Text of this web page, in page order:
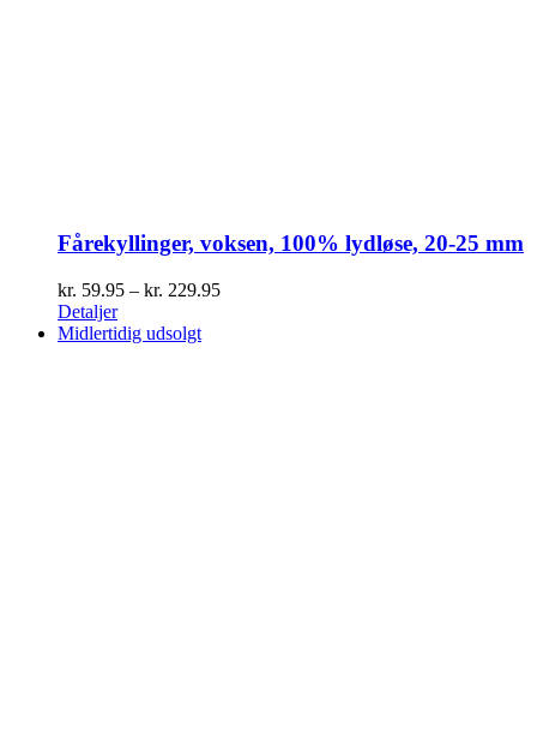
Fårekyllinger, voksen, 100% lydløse, 20-25 mm
kr. 59.95 – kr. 229.95Prisinterval:
Detaljer
Midlertidig udsolgt